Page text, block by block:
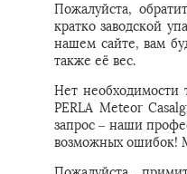
Пожалуйста,
кратко заводской
нашем сайте, вам
также её вес.
Нет необходимости
PERLA Meteor
запрос – наши
возможных ошибок!